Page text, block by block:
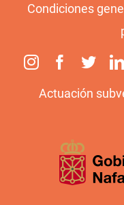
Condiciones
Actuación